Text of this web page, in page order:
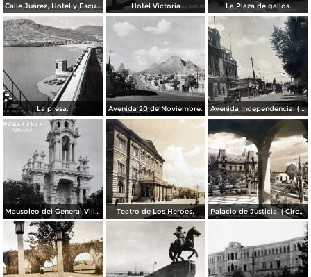
Calle Juárez, Hotel y Escuela Oficial No. 136 Hotel Victoria La Plaza de gallos.
La presa. Avenida 20 de Noviembre. Avenida Independencia. ( Circulada el 12 de Abril de 1929 ).
Mausoleo del General Villa en el panteon de La Regla ( Circulada el 11 de Junio de 1921 ). Teatro de Los Heroes. Palacio de Justicia. ( Circulada el 1 deDiciembre de 1946 ).